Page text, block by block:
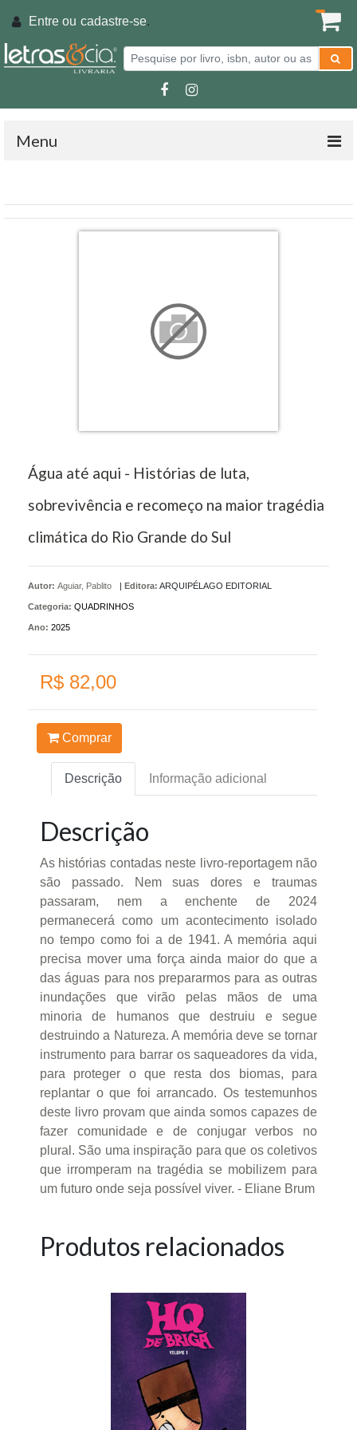
Entre ou cadastre-se.
Menu
Água até aqui - Histórias de luta,
sobrevivência e recomeço na maior tragédia
climática do Rio Grande do Sul
Autor: Aguiar, Pablito | Editora: ARQUIPÉLAGO EDITORIAL
Categoria: QUADRINHOS
Ano: 2025
R$ 82,00
Comprar
Descrição Informação adicional
Descrição
As histórias contadas neste livro-reportagem não
são passado. Nem suas dores e traumas
passaram, nem a enchente de 2024
permanecerá como um acontecimento isolado
no tempo como foi a de 1941. A memória aqui
precisa mover uma força ainda maior do que a
das águas para nos prepararmos para as outras
inundações que virão pelas mãos de uma
minoria de humanos que destruiu e segue
destruindo a Natureza. A memória deve se tornar
instrumento para barrar os saqueadores da vida,
para proteger o que resta dos biomas, para
replantar o que foi arrancado. Os testemunhos
deste livro provam que ainda somos capazes de
fazer comunidade e de conjugar verbos no
plural. São uma inspiração para que os coletivos
que irromperam na tragédia se mobilizem para
um futuro onde seja possível viver. - Eliane Brum
Produtos relacionados